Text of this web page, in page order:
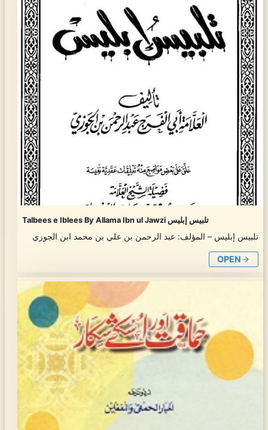
Talbees e Iblees By Allama Ibn ul Jawzi تلبيس إبليس
تلبيس إبليس – المؤلف: عبد الرحمن بن علي بن محمد ابن الجوزي
OPEN